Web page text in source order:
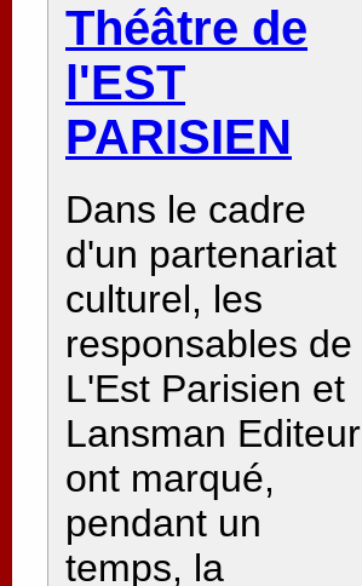
Théâtre de
l'EST
PARISIEN
Dans le cadre
d'un partenariat
culturel, les
responsables de
L'Est Parisien et
Lansman Editeur
ont marqué,
pendant un
temps, la